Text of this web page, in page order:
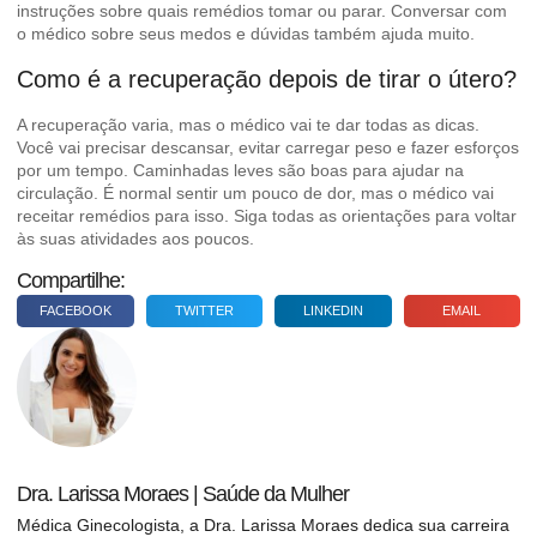
instruções sobre quais remédios tomar ou parar. Conversar com
o médico sobre seus medos e dúvidas também ajuda muito.
Como é a recuperação depois de tirar o útero?
A recuperação varia, mas o médico vai te dar todas as dicas.
Você vai precisar descansar, evitar carregar peso e fazer esforços
por um tempo. Caminhadas leves são boas para ajudar na
circulação. É normal sentir um pouco de dor, mas o médico vai
receitar remédios para isso. Siga todas as orientações para voltar
às suas atividades aos poucos.
Compartilhe:
FACEBOOK TWITTER LINKEDIN EMAIL
Dra. Larissa Moraes | Saúde da Mulher
Médica Ginecologista, a Dra. Larissa Moraes dedica sua carreira